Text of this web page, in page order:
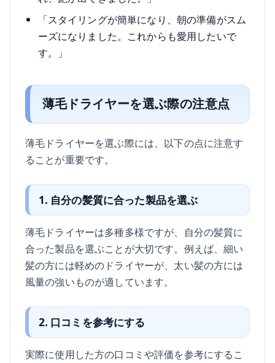
「スタイリングが簡単になり、朝の準備がスム
ーズになりました。これからも愛用したいで
す。」
薄毛ドライヤーを選ぶ際の注意点
薄毛ドライヤーを選ぶ際には、以下の点に注意す
ることが重要です。
1. 自分の髪質に合った製品を選ぶ
薄毛ドライヤーは多種多様ですが、自分の髪質に
合った製品を選ぶことが大切です。例えば、細い
髪の方には軽めのドライヤーが、太い髪の方には
風量の強いものが適しています。
2. 口コミを参考にする
実際に使用した方の口コミや評価を参考にするこ